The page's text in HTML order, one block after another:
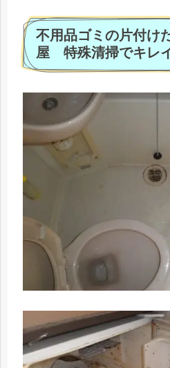
不用品ゴミの片付け
屋 特殊清掃でキレ